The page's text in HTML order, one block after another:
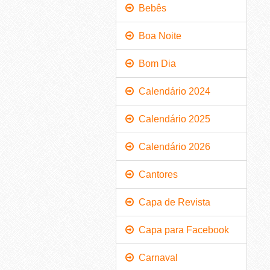
Bebês
Boa Noite
Bom Dia
Calendário 2024
Calendário 2025
Calendário 2026
Cantores
Capa de Revista
Capa para Facebook
Carnaval